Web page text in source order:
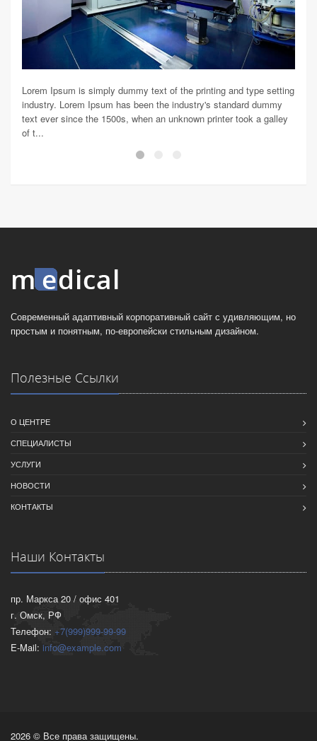
Lorem Ipsum is simply dummy text of the printing and type setting
industry. Lorem Ipsum has been the industry's standard dummy
text ever since the 1500s, when an unknown printer took a galley
of t...
Современный адаптивный корпоративный сайт с удивляющим, но
простым и понятным, по-европейски стильным дизайном.
Полезные Ссылки
О ЦЕНТРЕ
СПЕЦИАЛИСТЫ
УСЛУГИ
НОВОСТИ
КОНТАКТЫ
Наши Контакты
пр. Маркса 20 / офис 401
г. Омск, РФ
Телефон: +7(999)999-99-99
E-Mail: info@example.com
2026 © Все права защищены.